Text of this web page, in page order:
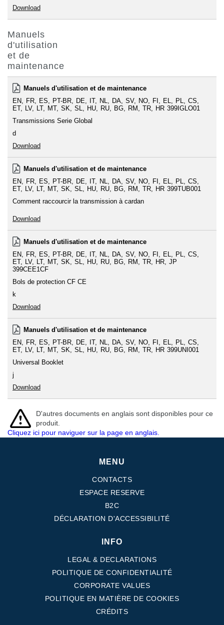
Download
Manuels
d'utilisation
et de
maintenance
Manuels d'utilisation et de maintenance
EN
FR ES PT-BR DE IT NL DA SV NO FI EL PL CS
ET
LV LT MT SK SL HU RU BG RM TR HR 399IGLO01
Transmissions Serie Global
d
Download
Manuels d'utilisation et de maintenance
EN
FR ES PT-BR DE IT NL DA SV NO FI EL PL CS
ET
LV LT MT SK SL HU RU BG RM TR HR 399TUB001
Comment raccourcir la transmission à cardan
Download
Manuels d'utilisation et de maintenance
EN
FR ES PT-BR DE IT NL DA SV NO FI EL PL CS
ET
LV LT MT SK SL HU RU BG RM TR HR JP
399CEE1CF
Bols de protection CF CE
k
Download
Manuels d'utilisation et de maintenance
EN
FR ES PT-BR DE IT NL DA SV NO FI EL PL CS
ET
LV LT MT SK SL HU RU BG RM TR HR 399UNI001
Universal Booklet
j
Download
D'autres documents en anglais sont disponibles pour ce
produit.
Cliquez ici pour naviguer sur la page en anglais.
MENU
CONTACTS
ESPACE RESERVE
B2C
DÉCLARATION D'ACCESSIBILITÉ
INFO
LEGAL & DECLARATIONS
POLITIQUE DE CONFIDENTIALITÉ
CORPORATE VALUES
POLITIQUE EN MATIÈRE DE COOKIES
CRÉDITS